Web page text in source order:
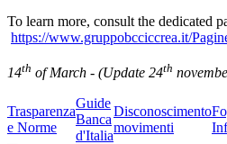
To learn more, consult the dedicated
https://www.gruppobcciccrea.it/
14th of March - (Update 24th
Trasparenza
e Norme
Guide
Banca
d'Italia
Disconoscimento
movimenti